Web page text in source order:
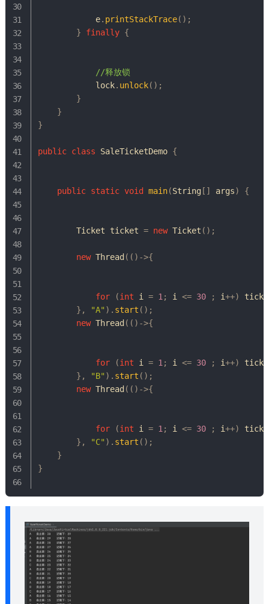
            e
. printStackTrace( ) ;
}
finally {
//释放锁
            lock
. unlock( ) ;
}
}
}
public class SaleTicketDemo {
public static void main(String[ ] args) {
Ticket ticket = new Ticket ( ) ;
new Thread ( ( ) ->{
for (int i = 1 ; i <= 30 ; i++)
} , "A" ) . start ( ) ;
new Thread ( ( ) ->{
for (int i = 1 ; i <= 30 ; i++)
} , "B" ) . start ( ) ;
new Thread ( ( ) ->{
for (int i = 1 ; i <= 30 ; i++)
} , "C" ) . start ( ) ;
}
}